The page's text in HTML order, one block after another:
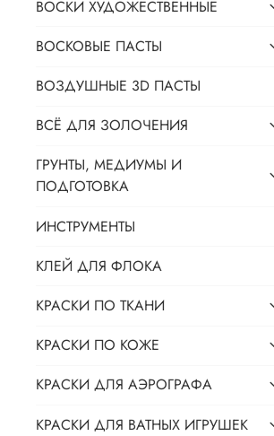
ВОСКИ ХУДОЖЕСТВЕННЫЕ
ВОСКОВЫЕ ПАСТЫ
ВОЗДУШНЫЕ 3D ПАСТЫ
ВСЁ ДЛЯ ЗОЛОЧЕНИЯ
ГРУНТЫ, МЕДИУМЫ И
ПОДГОТОВКА
ИНСТРУМЕНТЫ
КЛЕЙ ДЛЯ ФЛОКА
КРАСКИ ПО ТКАНИ
КРАСКИ ПО КОЖЕ
КРАСКИ ДЛЯ АЭРОГРАФА
КРАСКИ ДЛЯ ВАТНЫХ ИГРУШЕК